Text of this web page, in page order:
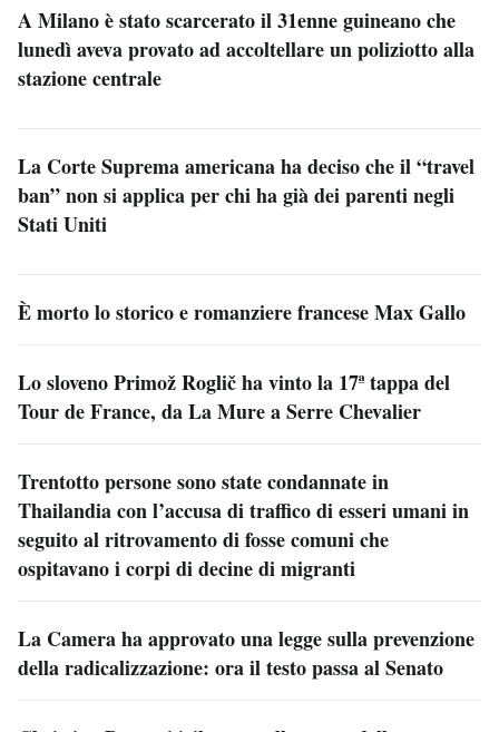
A Milano è stato scarcerato il 31enne guineano che
lunedì aveva provato ad accoltellare un poliziotto alla
stazione centrale
La Corte Suprema americana ha deciso che il “travel
ban” non si applica per chi ha già dei parenti negli
Stati Uniti
È morto lo storico e romanziere francese Max Gallo
Lo sloveno Primož Roglič ha vinto la 17ª tappa del
Tour de France, da La Mure a Serre Chevalier
Trentotto persone sono state condannate in
Thailandia con l’accusa di traffico di esseri umani in
seguito al ritrovamento di fosse comuni che
ospitavano i corpi di decine di migranti
La Camera ha approvato una legge sulla prevenzione
della radicalizzazione: ora il testo passa al Senato